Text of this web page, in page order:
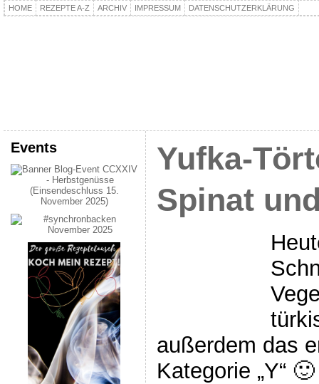
HOME REZEPTE A-Z ARCHIV IMPRESSUM DATENSCHUTZERKLÄRUNG
Events
Yufka-
Spinat
außerdem das
Kategorie „Y“